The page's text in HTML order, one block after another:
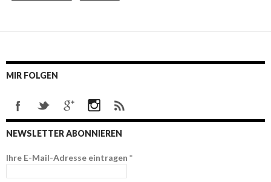
MIR FOLGEN
NEWSLETTER ABONNIEREN
Ihre E-Mail-Adresse eintragen *